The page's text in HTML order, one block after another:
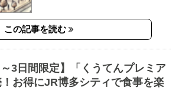
この記事を読む
～3日間限定】「くうてんプレミア
お得にJR博多シティで食事を楽